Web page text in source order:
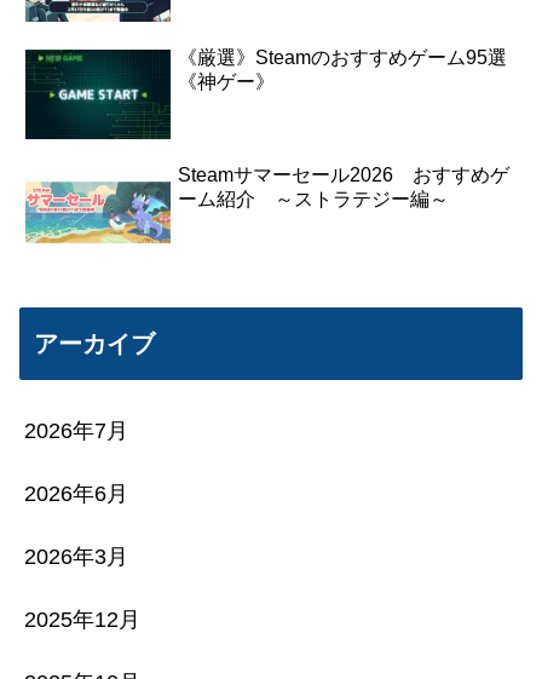
《厳選》Steamのおすすめゲーム95選
《神ゲー》
Steamサマーセール2026 おすすめゲ
ーム紹介 ～ストラテジー編～
アーカイブ
2026年7月
2026年6月
2026年3月
2025年12月